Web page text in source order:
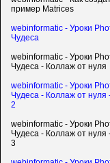
пример Matrices
webinformatic - Уроки
Чудеса
webinformatic - Уроки
Чудеса - Коллаж от нуля
webinformatic - Уроки
Чудеса - Коллаж от нуля
2
webinformatic - Уроки
Чудеса - Коллаж от нуля
3